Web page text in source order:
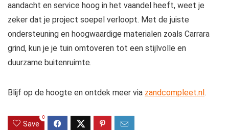
aandacht en service hoog in het vaandel heeft, weet je
zeker dat je project soepel verloopt. Met de juiste
ondersteuning en hoogwaardige materialen zoals Carrara
grind, kun je je tuin omtoveren tot een stijlvolle en
duurzame buitenruimte.
Blijf op de hoogte en ontdek meer via zandcompleet.nl.
Save
0